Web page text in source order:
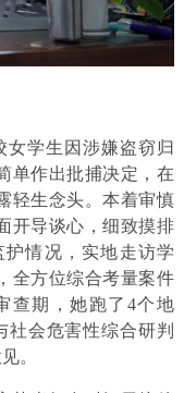
女学生因涉嫌盗窃归
单作出批捕决定，在
轻生念头。本着审慎
开导谈心，细致摸排
情况，实地走访学
全方位综合考量案件
查期，她跑了4个地
会危害性综合研判
。